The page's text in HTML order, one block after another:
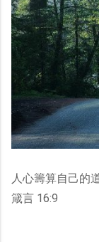
人心籌算自己的
箴言 16:9